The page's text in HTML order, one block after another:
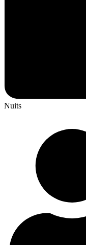
Nuits